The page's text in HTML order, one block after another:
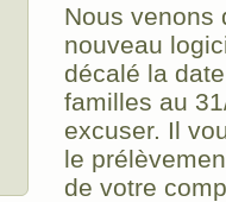
Nous venons
nouveau
décalé la
familles au
excuser. Il
le
de votre